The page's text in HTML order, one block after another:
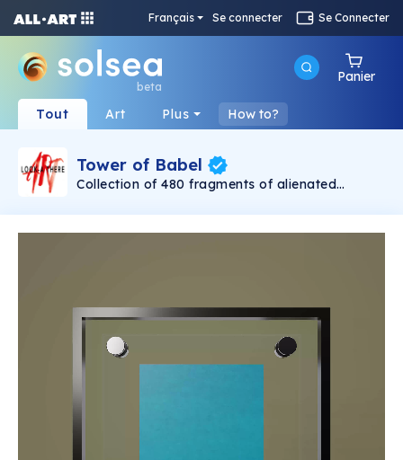
Français Se connecter Se Connecter
beta
Panier
Tout Art Plus How to?
Tower of Babel
Collection of 480 fragments of alienated
Rudolf Reither is an alienation of the original by
21th century and reminds on today's relevance
of the original.